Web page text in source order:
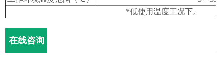
*低使用温度工况下。
在线咨询